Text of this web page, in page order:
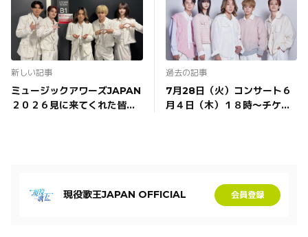
新しい記事
ミュージックアワーズJAPAN
２０２６見に来てくれた皆さ
過去の記事
7月28日（火）コンサート６
月４日（木）１８時～チケッ
現役歌王JAPAN OFFICIAL 会員登録